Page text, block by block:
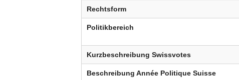
Rechtsform
Politikbereich
Kurzbeschreibung Swissvotes
Beschreibung Année Politique Suisse